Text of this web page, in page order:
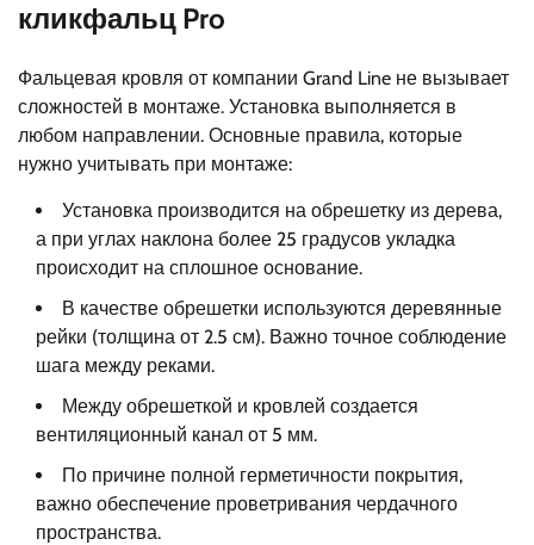
кликфальц Pro
Фальцевая кровля от компании Grand Line не вызывает
сложностей в монтаже. Установка выполняется в
любом направлении. Основные правила, которые
нужно учитывать при монтаже:
Установка производится на обрешетку из дерева,
а при углах наклона более 25 градусов укладка
происходит на сплошное основание.
В качестве обрешетки используются деревянные
рейки (толщина от 2.5 см). Важно точное соблюдение
шага между реками.
Между обрешеткой и кровлей создается
вентиляционный канал от 5 мм.
По причине полной герметичности покрытия,
важно обеспечение проветривания чердачного
пространства.